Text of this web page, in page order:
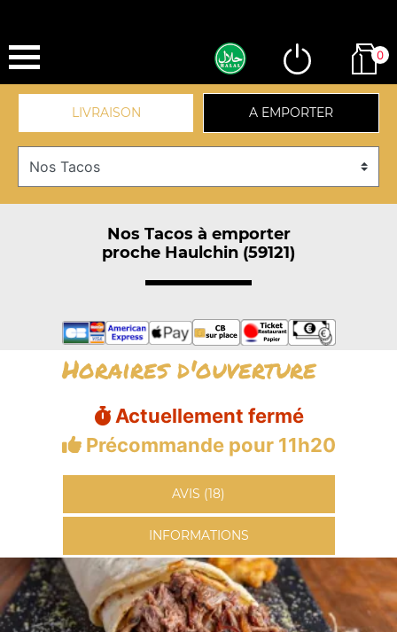
0
LIVRAISON A EMPORTER
Nos Tacos à emporter
proche Haulchin (59121)
Horaires d'ouverture
Actuellement fermé
Précommande pour 11h20
AVIS (18)
INFORMATIONS